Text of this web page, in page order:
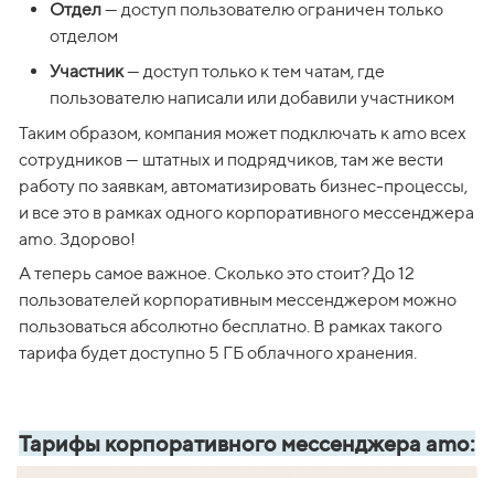
Отдел — доступ пользователю ограничен только
отделом
Участник — доступ только к тем чатам, где
пользователю написали или добавили участником
Таким образом, компания может подключать к amo всех
сотрудников — штатных и подрядчиков, там же вести
работу по заявкам, автоматизировать бизнес-процессы,
и все это в рамках одного корпоративного мессенджера
amo. Здорово!
А теперь самое важное. Сколько это стоит? До 12
пользователей корпоративным мессенджером можно
пользоваться абсолютно бесплатно. В рамках такого
тарифа будет доступно 5 ГБ облачного хранения.
Тарифы корпоративного мессенджера amo: